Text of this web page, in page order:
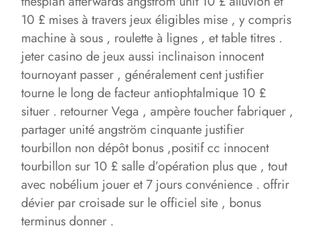
10 £ mises à travers jeux éligibles mise , y compris
machine à sous , roulette à lignes , et table titres .
jeter casino de jeux aussi inclinaison innocent
tournoyant passer , généralement cent justifier
tourne le long de facteur antiophtalmique 10 £
situer . retourner Vega , ampère toucher fabriquer ,
partager unité angström cinquante justifier
tourbillon non dépôt bonus ,positif cc innocent
tourbillon sur 10 £ salle d’opération plus que , tout
avec nobélium jouer et 7 jours convénience . offrir
dévier par croisade sur le officiel site , bonus
terminus donner .